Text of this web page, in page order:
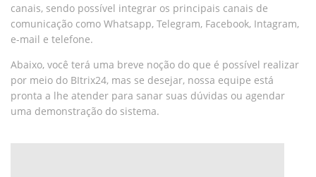
canais, sendo possível integrar os principais canais de
comunicação como Whatsapp, Telegram, Facebook, Intagram,
e-mail e telefone.
Abaixo, você terá uma breve noção do que é possível realizar
por meio do BItrix24, mas se desejar, nossa equipe está
pronta a lhe atender para sanar suas dúvidas ou agendar
uma demonstração do sistema.